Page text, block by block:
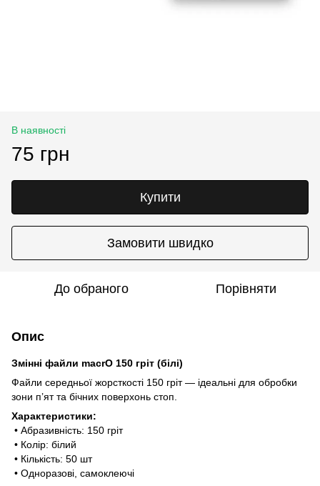
В наявності
75 грн
Купити
Замовити швидко
До обраного Порівняти
Опис
Змінні файли macrO 150 гріт (білі)
Файли середньої жорсткості 150 гріт — ідеальні для обробки
зони п’ят та бічних поверхонь стоп.
Характеристики:
• Абразивність: 150 гріт
• Колір: білий
• Кількість: 50 шт
• Одноразові, самоклеючі